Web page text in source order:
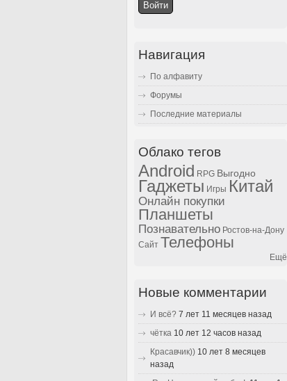
Навигация
По алфавиту
Форумы
Последние материалы
Облако тегов
Android RPG Выгодно
Гаджеты Игры Китай
Онлайн покупки
Планшеты
Познавательно Ростов-на-Дону
Сайт Телефоны
Ещё
Новые комментарии
И всё? 7 лет 11 месяцев назад
чётка 10 лет 12 часов назад
Красавчик)) 10 лет 8 месяцев
назад